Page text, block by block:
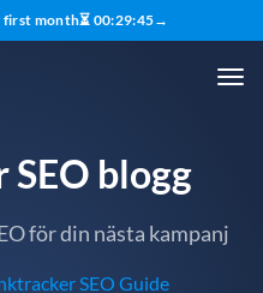
first month⏳ 00:29:44→
blogg
för din nästa kampanj
SEO Guide